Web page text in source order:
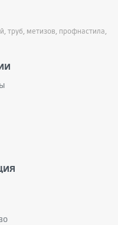
труб, метизов, профнастила,